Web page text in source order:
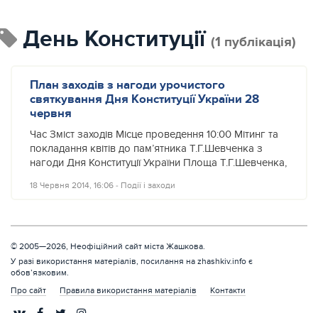
День Конституції (1 публікація)
План заходів з нагоди урочистого
святкування Дня Конституції України 28
червня
Час Зміст заходів Місце проведення 10:00 Мітинг та
покладання квітів до пам’ятника Т.Г.Шевченка з
нагоди Дня Конституції України Площа Т.Г.Шевченка,
18 Червня 2014, 16:06 ‐ Події і заходи
© 2005—2026, Неофіційний сайт міста Жашкова.
У разі використання матеріалів, посилання на zhashkiv.info є
обов’язковим.
Про сайт
Правила використання матеріалів Контакти